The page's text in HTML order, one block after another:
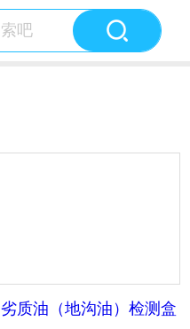
劣质油（地沟油）检测盒